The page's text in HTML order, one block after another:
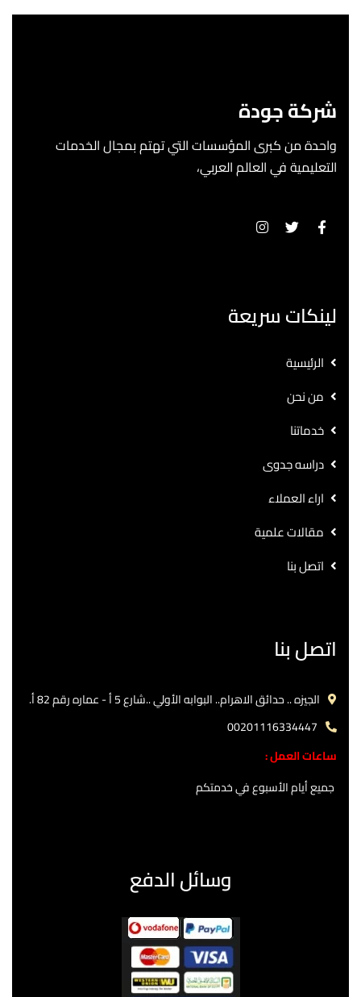
شركة جودة
واحدة من كبرى المؤسسات التي تهتم بمجال الخدمات
التعليمية في العالم العربي،
لينكات سريعة
الرئيسية
من نحن
خدماتنا
دراسه جدوى
اراء العملاء
مقالات علمية
اتصل بنا
اتصل بنا
الجيزه .. حدائق الاهرام.. البوابه الأولي ..شارع 5 أ - عماره رقم 82 أ.
00201116334447
ساعات العمل :
جميع أيام الأسبوع في خدمتكم
وسائل الدفع